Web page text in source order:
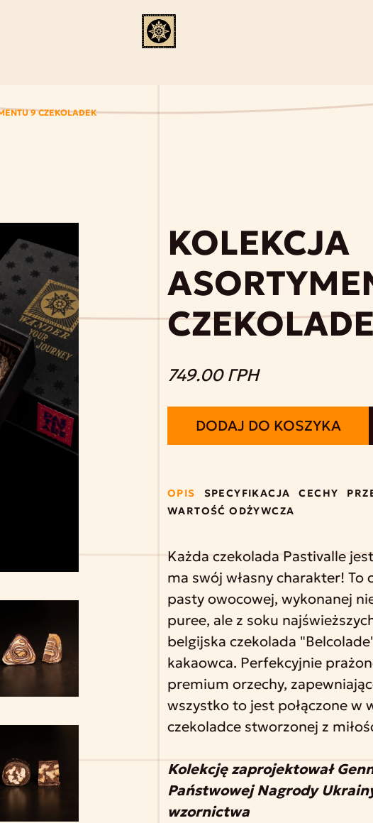
9 CZEKOLADEK
KOLEKCJA
749.00 ГРН
DODAJ DO KOSZYKA
OPIS SPECYFIKACJA CECHY
WARTOŚĆ ODŻYWCZA
Każda czekolada Pastivalle
ma swój własny charakter!
pasty owocowej, wykonanej
puree, ale z soku
belgijska czekolada
kakaowca. Perfekcyjnie
premium orzechy,
wszystko to jest połączone w
czekoladce stworzonej z
Kolekcję zaprojektował
Państwowej Nagrody
wzornictwa